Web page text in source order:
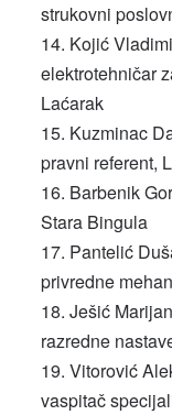
strukovni
Kojić
elektrotehničar
Laćarak
Kuzminac
pravni referent,
Barbenik
Stara Bingula
Pantelić
privredne
Ješić
razredne
Vitorović
vaspitač